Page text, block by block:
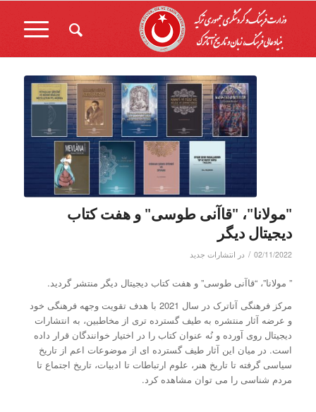
"مولانا"، "قاآنی طوسی" و هفت کتاب
دیجیتال دیگر
02/11/2022
/ در انتشارات جدید
” مولانا”، “قاآنی طوسی” و هفت کتاب دیجیتال دیگر منتشر گردید.
مرکز فرهنگی آتاترک در سال 2021 با هدف تقویت وجهه فرهنگی خود
و عرضه آثار منتشره به طیف گسترده تری از مخاطبین، به انتشارات
دیجیتال روی آورده و نُه عنوان کتاب را در اختیار خوانندگان قرار داده
است. در میان این آثار طیف گسترده ای از موضوعات اعم از تاریخ
سیاسی گرفته تا تاریخ هنر، علوم ارتباطات تا ادبیات، تاریخ اجتماع تا
مردم شناسی را می توان مشاهده کرد.